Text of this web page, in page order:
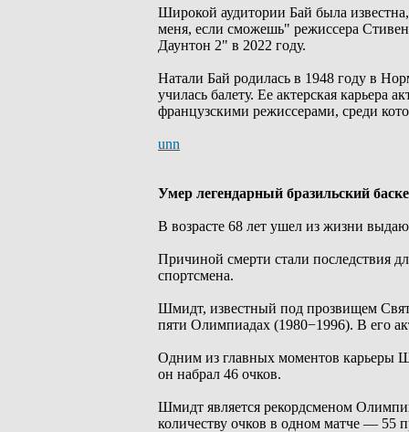
Широкой аудитории Бай была
меня, если сможешь" режиссера
Даунтон 2" в 2022 году.
Натали Бай родилась в 1948 году в
училась балету. Ее актерская карьера
французскими режиссерами, среди
unn
Умер легендарный бразильский
В возрасте 68 лет ушел из жизни
Причиной смерти стали последствия
спортсмена.
Шмидт, известный под прозвищем
пяти Олимпиадах (1980−1996). В его
Одним из главных моментов карьеры
он набрал 46 очков.
Шмидт является рекордсменом
количеству очков в одном матче — 55